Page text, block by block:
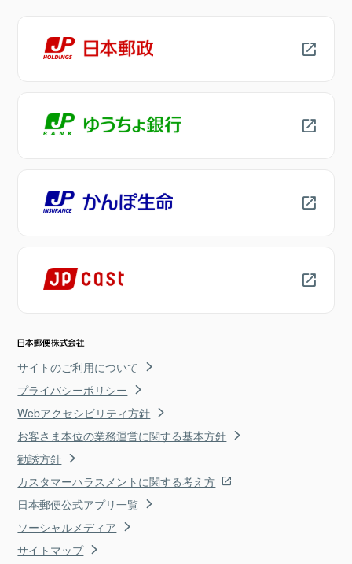
サイトのご利用について
プライバシーポリシー
Webアクセシビリティ方針
お客さま本位の業務運営に関する基本方針
勧誘方針
カスタマーハラスメントに関する考え方
日本郵便公式アプリ一覧
ソーシャルメディア
サイトマップ